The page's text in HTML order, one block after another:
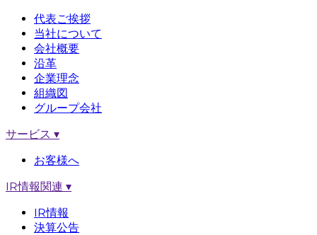
代表ご挨拶
当社について
会社概要
沿革
企業理念
組織図
グループ会社
サービス ▾
お客様へ
IR情報関連 ▾
IR情報
決算公告